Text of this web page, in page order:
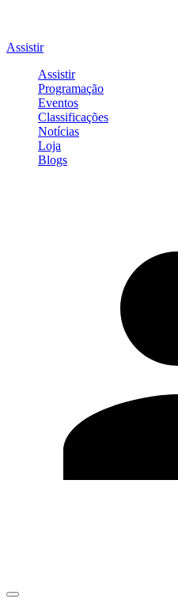
Assistir
Assistir
Programação
Eventos
Classificações
Notícias
Loja
Blogs